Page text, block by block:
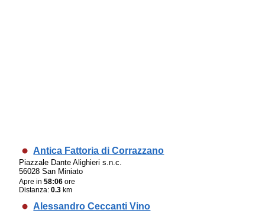
Antica Fattoria di Corrazzano
Piazzale Dante Alighieri s.n.c.
56028 San Miniato
Apre in58:06 ore
Distanza:0.3 km
Alessandro Ceccanti Vino